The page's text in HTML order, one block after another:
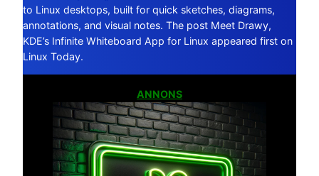
to Linux desktops, built for quick sketches, diagrams,
annotations, and visual notes. The post Meet Drawy,
KDE’s Infinite Whiteboard App for Linux appeared first on
Linux Today.
ANNONS